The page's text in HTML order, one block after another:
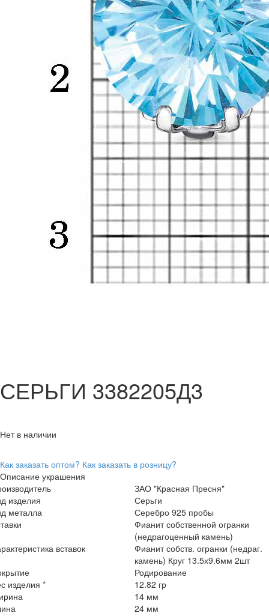
СЕРЬГИ 3382205Д3
Нет в наличии
Как заказать оптом? Как заказать в розницу?
Описание украшения
ЗАО "Красная Пресня"
изделия
Серьги
металла
Серебро 925 пробы
Фианит собственной огранки
(недрагоценный камень)
вставок
Фианит собств. огранки (недраг.
камень) Круг 13.5х9.6мм 2шт
Родирование
изделия *
12.82 гр
14 мм
24 мм